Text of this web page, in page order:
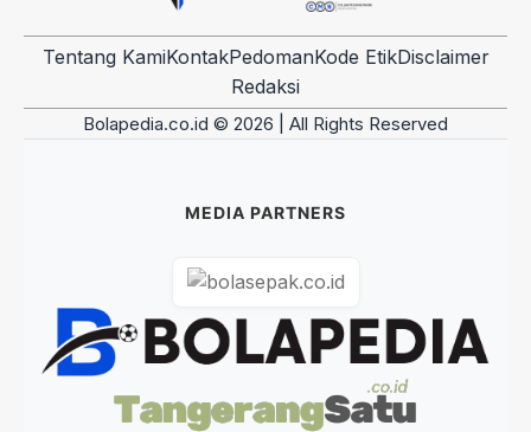
Tentang KamiKontakPedomanKode EtikDisclaimer
Redaksi
Bolapedia.co.id © 2026 | All Rights Reserved
MEDIA PARTNERS